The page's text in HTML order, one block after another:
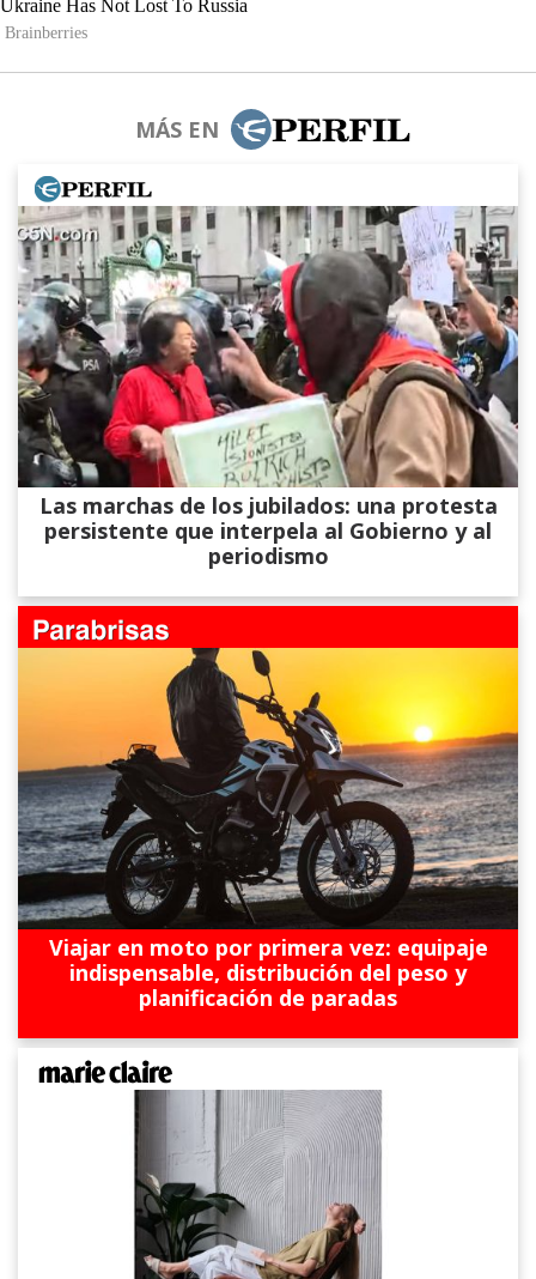
MÁS EN
Las marchas de los jubilados: una protesta
persistente que interpela al Gobierno y al
periodismo
Viajar en moto por primera vez: equipaje
indispensable, distribución del peso y
planificación de paradas